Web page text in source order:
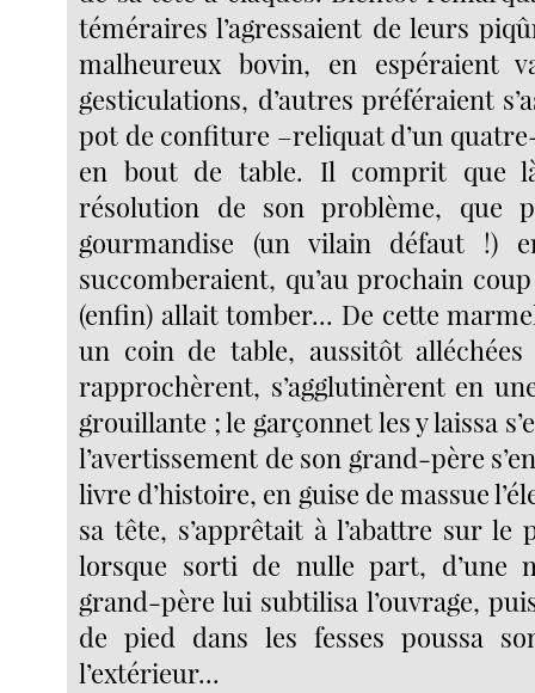
téméraires l’agressaient de leurs
malheureux bovin, en espéraient
gesticulations, d’autres préféraient
pot de confiture –reliquat d’un
en bout de table. Il comprit que
résolution de son problème, que
gourmandise (un vilain défaut !)
succomberaient, qu’au prochain
(enfin) allait tomber... De cette
un coin de table, aussitôt alléchées
rapprochèrent, s’agglutinèrent en
grouillante ; le garçonnet les y laissa
l’avertissement de son grand-père
livre d’histoire, en guise de massue
sa tête, s’apprêtait à l’abattre sur le
lorsque sorti de nulle part, d’une
grand-père lui subtilisa l’ouvrage,
de pied dans les fesses poussa
l’extérieur...